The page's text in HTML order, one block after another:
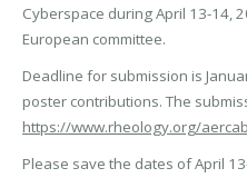
Cyberspace during April 13-14,
European committee.
Deadline for submission is
poster contributions. The
https://www.rheology.org/
Please save the dates of April